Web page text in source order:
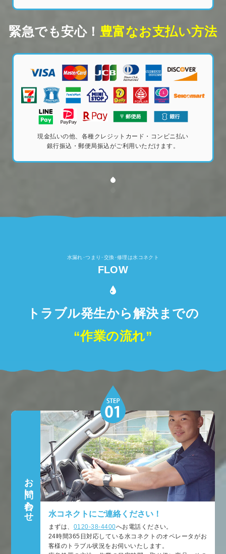
緊急でも安心！ 豊富なお支払い方法
現金払いの他、各種クレジットカード・コンビニ払い
銀行振込・郵便局振込がご利用いただけます。
水漏れ･つまり･交換･修理は水コネクト
FLOW
トラブル発生から解決までの
“作業の流れ”
お問い合わせ 水コネクトにご連絡ください！
まずは、 0120-38-4400へお電話ください。
24時間365日対応している水コネクトのオペレータがお
客様のトラブル状況をお伺いいたします。